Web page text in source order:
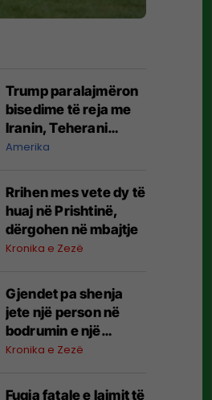
Trump paralajmëron
bisedime të reja me
Iranin, Teherani
mohon se ka
Amerika
Rrihen mes vete dy të
huaj në Prishtinë,
dërgohen në mbajtje
Kronika e Zezë
Gjendet pa shenja
jete një person në
bodrumin e një
ndërtese në Pejë,
Kronika e Zezë
Fuqia fatale e lajmit të